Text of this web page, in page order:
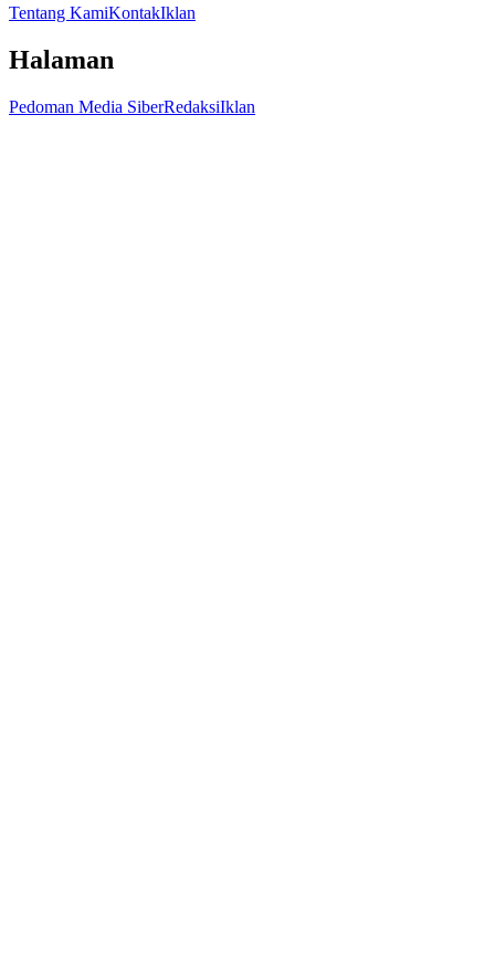
Tentang KamiKontakIklan
Halaman
Pedoman Media SiberRedaksiIklan